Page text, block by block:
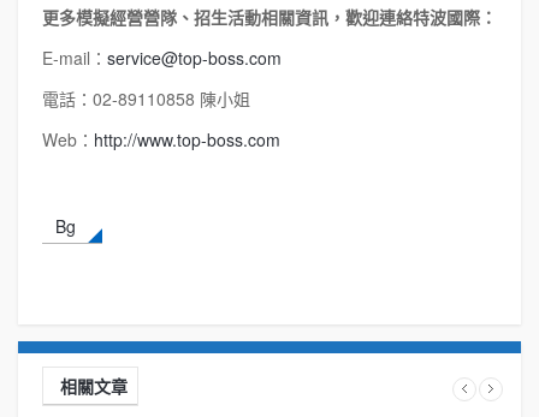
更多模擬經營營隊、招生活動相關資訊，歡迎連絡特波國際：
E-mail： service@top-boss.com
電話：02-89110858 陳小姐
Web： http://www.top-boss.com
Bg
相關文章